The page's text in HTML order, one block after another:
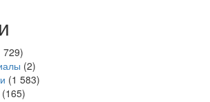
729)
(2)
(1 583)
(165)